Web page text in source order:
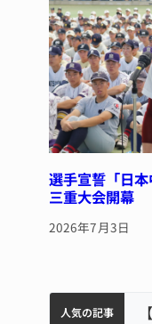
選手宣誓「日
三重大会開幕
2026年7月3日
人気の記事
軽乗用車が田んぼに転落 運転の70歳女性死亡 伊賀市で
中学校の陶壁モニュメント 地元建設会社がボランティアで清掃 伊賀名張市立病院のDMAT、熊本地震の被災地へ 能登以来3回目の派遣